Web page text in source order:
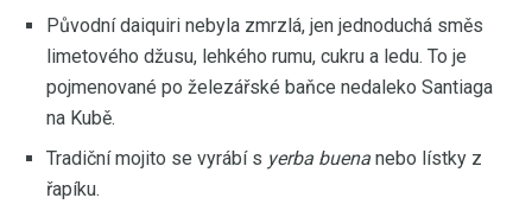
Původní daiquiri nebyla zmrzlá, jen jednoduchá směs
limetového džusu, lehkého rumu, cukru a ledu. To je
pojmenované po železářské baňce nedaleko Santiaga
na Kubě.
Tradiční mojito se vyrábí s yerba buena nebo lístky z
řapíku.